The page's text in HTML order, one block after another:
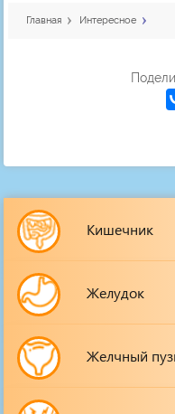
Главная Интересное
Кишечник
Желудок
Желчный